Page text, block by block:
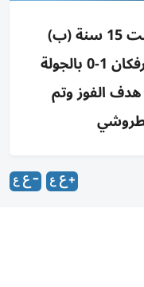
نادي دبا يتوج بدرع دوري تحت 15 سنة (ب)
2025-2026 بعد فوزه على خورفكان 1-0 بالجولة
الفوز وتم